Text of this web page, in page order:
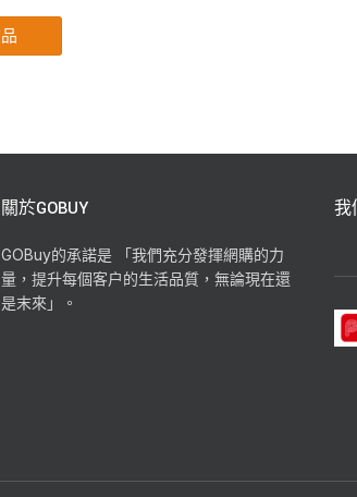
關於GOBUY
GOBuy的承諾是 「我們充分發揮網購的力
量，提升每個客户的生活品質，無論現在還
是末來」。
我